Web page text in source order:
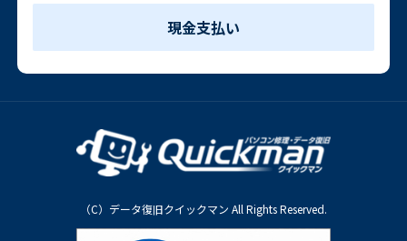
現金支払い
（C）データ復旧クイックマン All Rights Reserved.